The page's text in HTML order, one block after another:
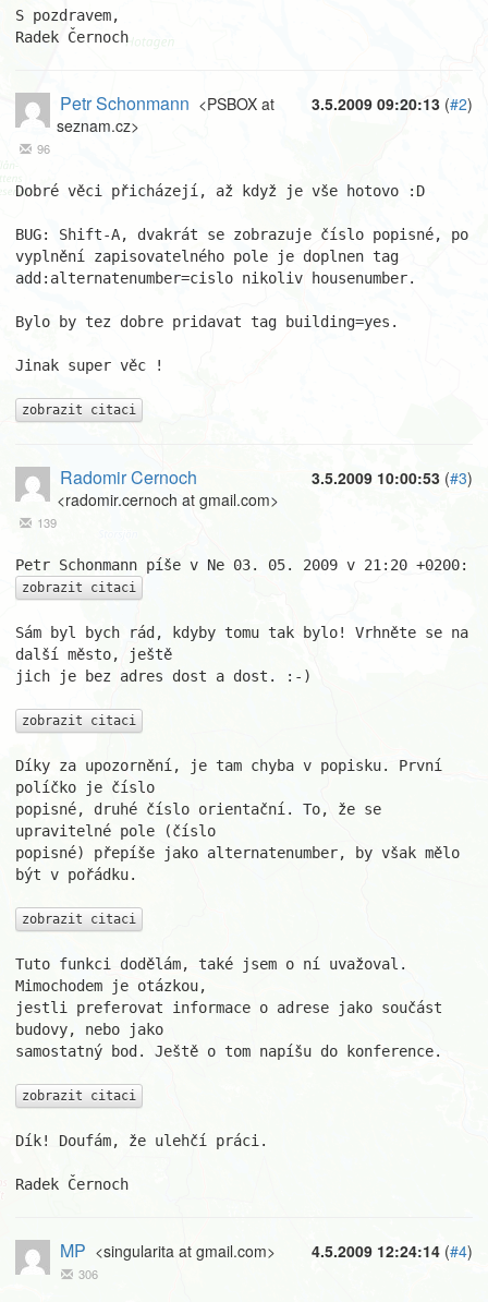
S pozdravem,
Radek Černoch
3.5.2009 09:20:13 (#2)
Petr Schonmann <PSBOX at
seznam.cz>
96
Dobré věci přicházejí, až když je vše hotovo :D
BUG: Shift-A, dvakrát se zobrazuje číslo popisné, po
vyplnění zapisovatelného pole je doplnen tag
add:alternatenumber=cislo nikoliv housenumber.
Bylo by tez dobre pridavat tag building=yes.
Jinak super věc !
zobrazit citaci
3.5.2009 10:00:53 (#3)
Radomir Cernoch
<radomir.cernoch at gmail.com>
139
zobrazit citaci
Sám byl bych rád, kdyby tomu tak bylo! Vrhněte se na
další město, ještě
jich je bez adres dost a dost. :-)
zobrazit citaci
Díky za upozornění, je tam chyba v popisku. První
políčko je číslo
popisné, druhé číslo orientační. To, že se
upravitelné pole (číslo
popisné) přepíše jako alternatenumber, by však mělo
být v pořádku.
zobrazit citaci
Tuto funkci dodělám, také jsem o ní uvažoval.
Mimochodem je otázkou,
jestli preferovat informace o adrese jako součást
budovy, nebo jako
samostatný bod. Ještě o tom napíšu do konference.
zobrazit citaci
Dík! Doufám, že ulehčí práci.
Radek Černoch
4.5.2009 12:24:14 (#4)
MP <singularita at gmail.com>
306